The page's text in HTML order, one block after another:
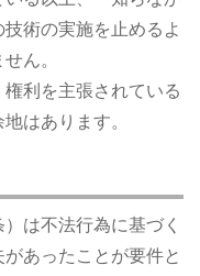
術の実施を止めるよ
ん。
利を主張されている
はあります。
は不法行為に基づく
あったことが要件と